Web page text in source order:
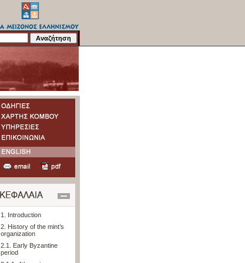
1. Introduction
2. History of the mint’s
organization
2.1. Early Byzantine
period